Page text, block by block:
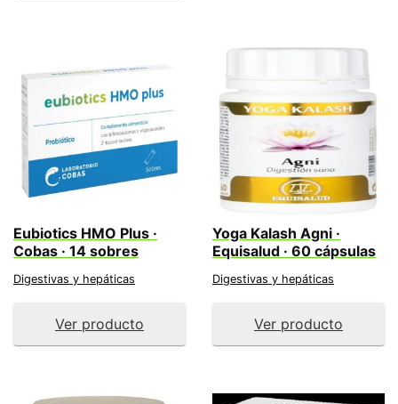
Eubiotics HMO Plus ·
Cobas · 14 sobres
Digestivas y hepáticas
Ver producto
Yoga Kalash Agni ·
Equisalud · 60 cápsulas
Digestivas y hepáticas
Ver producto